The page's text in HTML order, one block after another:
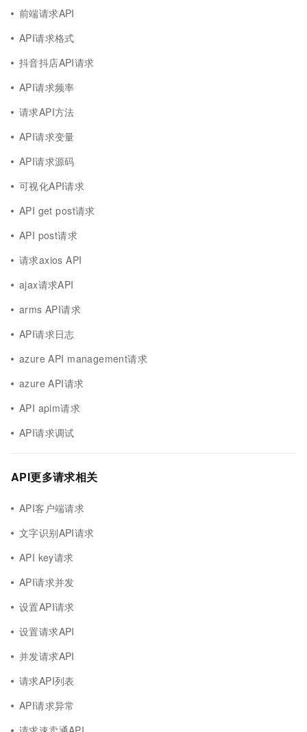
前端请求API
API请求格式
抖音抖店API请求
API请求频率
请求API方法
API请求变量
API请求源码
可视化API请求
API get post请求
API post请求
请求axios API
ajax请求API
arms API请求
API请求日志
azure API management请求
azure API请求
API apim请求
API请求调试
API更多请求相关
API客户端请求
文字识别API请求
API key请求
API请求并发
设置API请求
设置请求API
并发请求API
请求API列表
API请求异常